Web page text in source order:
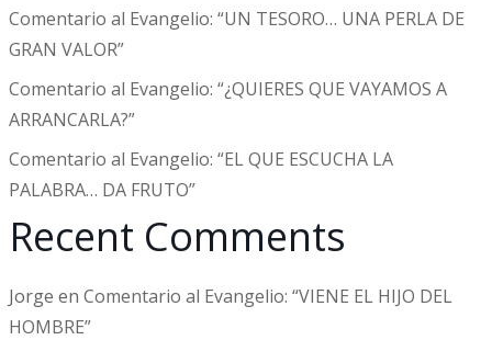
Comentario al Evangelio: “UN TESORO… UNA PERLA DE
GRAN VALOR”
Comentario al Evangelio: “¿QUIERES QUE VAYAMOS A
ARRANCARLA?”
Comentario al Evangelio: “EL QUE ESCUCHA LA
PALABRA… DA FRUTO”
Recent Comments
Jorge en Comentario al Evangelio: “VIENE EL HIJO DEL
HOMBRE”